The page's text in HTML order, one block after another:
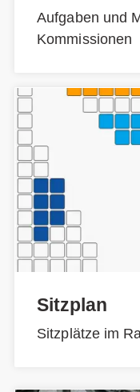
Aufgaben und
Kommissionen
Sitzplan
Sitzplätze im